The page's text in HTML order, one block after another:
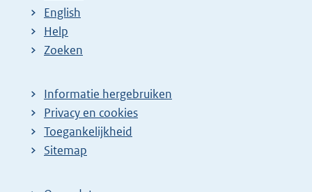
English
Help
Zoeken
Informatie hergebruiken
Privacy en cookies
Toegankelijkheid
Sitemap